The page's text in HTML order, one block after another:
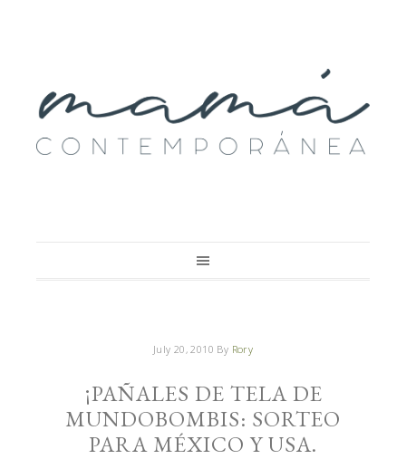
July 20, 2010 By Rory
¡PAÑALES DE TELA DE
MUNDOBOMBIS: SORTEO
PARA MÉXICO Y USA.